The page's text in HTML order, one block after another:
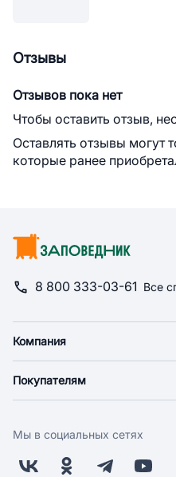
Отзывы
Отзывов пока нет
Чтобы оставить отзыв,
Оставлять отзывы могут
которые ранее
8 800 333-03-61 Все
Компания
Новости
Поставщикам
Заводчикам
Покупателям
Оплата
Бонусная программа
Мы в социальных сетях